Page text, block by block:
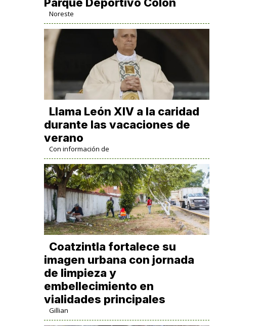
Noreste
Llama León XIV a la caridad
durante las vacaciones de
verano
Con información de
Coatzintla fortalece su
imagen urbana con jornada
de limpieza y
embellecimiento en
vialidades principales
Gillian